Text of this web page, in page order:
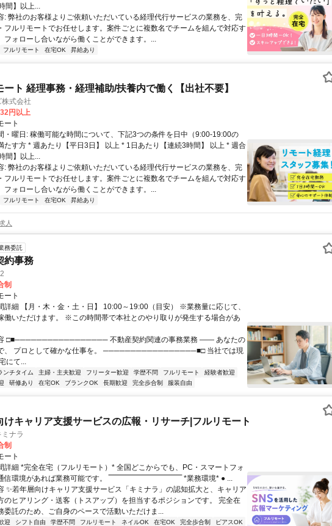
間】以上...
: 弊社のお客様よりご依頼いただいている経理代行サービスの業務を、完
フルリモートでお任せします。案件ごとに複数名でチームを組んで対応す
フォローし合いながら働くことができます。...
フルリモート 在宅OK 昇給あり
ート 経理事務・経理補助/扶養内で働く【出社不要】
株式会社
円以上
ート
・曜日: 稼働可能な時間について、下記3つの条件を日中（9:00-19:00の
たす方 * 週あたり【平日3日】 以上 * 1日あたり【連続3時間】 以上 * 週合
間】以上...
: 弊社のお客様よりご依頼いただいている経理代行サービスの業務を、完
フルリモートでお任せします。案件ごとに複数名でチームを組んで対応す
フォローし合いながら働くことができます。...
フルリモート 在宅OK 昇給あり
人
務委託
約事務
制
ート
詳細 【月・木・金・土・日】 10:00～19:00（目安） ※業務量に応じて、
働いただけます。 ※この時間帯で本社とのやり取りが発生する場合があ
□■───────────────── 不動産契約関連の事務業務 ―― あなたの
、 プロとして確かな仕事を。 ─────────────────■□ 当社では現
にて...
ンチタイム 主婦・主夫歓迎 フリーター歓迎 学歴不問 フルリモート
経験者歓迎
研修あり 在宅OK ブランクOK 長期歓迎 完全歩合制 服装自由
けキャリア支援サービスの広報・リサーチ|フルリモート
ナラ
制
ート
詳細 *完全在宅（フルリモート）* 全国どこからでも、PC・スマートフォ
環境があれば業務可能です。 ‾‾‾‾‾‾‾‾‾‾‾‾‾‾‾‾‾‾‾‾‾‾‾‾‾‾‾‾‾‾ *業務環境* ● ...
✨若年層向けキャリア支援サービス「キミナラ」の認知拡大と、キャリア
のヒアリング・送客（トスアップ）を担当するポジションです。 完全在
委託のため、ご自身のペースで活動いただけま...
迎 シフト自由 学歴不問 フルリモート ネイルOK 在宅OK 完全歩合制
ピアスOK